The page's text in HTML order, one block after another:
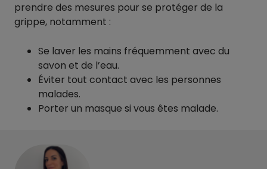
prendre des mesures pour se protéger de la
grippe, notamment :
Se laver les mains fréquemment avec du
savon et de l’eau.
Éviter tout contact avec les personnes
malades.
Porter un masque si vous êtes malade.